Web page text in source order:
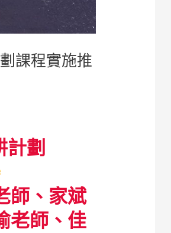
課程實施推
計劃
師、家斌
老師、佳